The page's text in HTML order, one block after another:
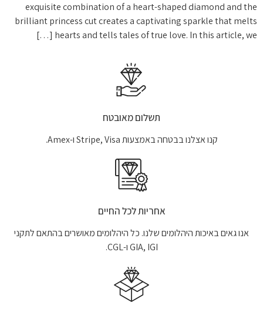
exquisite combination of a heart-shaped diamond and the
brilliant princess cut creates a captivating sparkle that melts
hearts and tells tales of true love. In this article, we […]
תשלום מאובטח
קנו אצלנו בבטחה באמצעות Stripe, Visa ו-Amex.
אחריות לכל החיים
אנו גאים באיכות היהלומים שלנו. כל היהלומים מאושרים בהתאם לתקני
GIA, IGI ו-CGL.